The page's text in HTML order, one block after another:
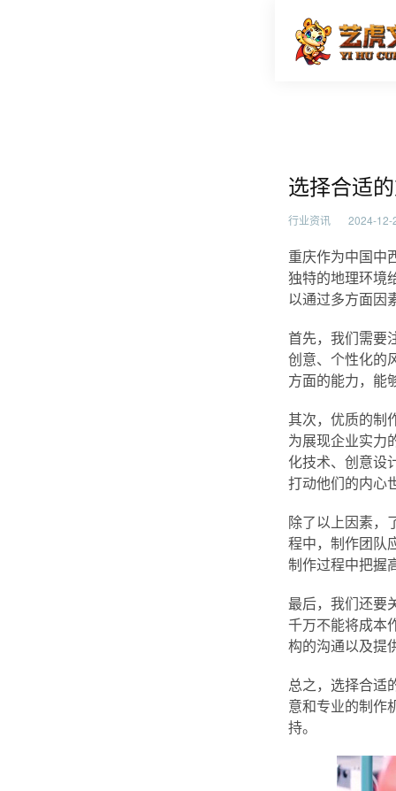
选择合
选择合适
行业资讯 2024-12-
重庆作为中国中
独特的地理环境
以通过多方面因
首先，我们需要
创意、个性化的
方面的能力，能
其次，优质的制
为展现企业实力
化技术、创意设
打动他们的内心
除了以上因素，
程中，制作团队
制作过程中把握
最后，我们还要
千万不能将成本
构的沟通以及提
总之，选择合适
意和专业的制作
持。